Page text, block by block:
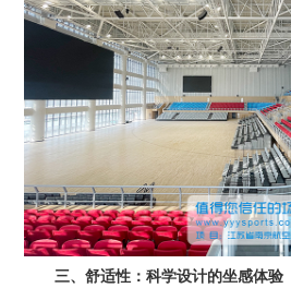
三、舒适性：科学设计的坐感体验